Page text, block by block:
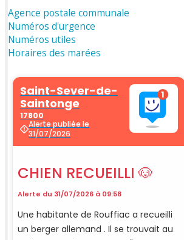
Agence postale communale
Numéros d'urgence
Numéros utiles
Horaires des marées